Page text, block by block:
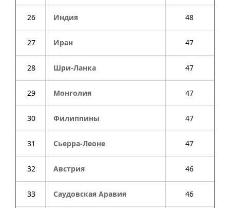
26 Индия 48
27 Иран 47
28 Шри-Ланка 47
29 Монголия 47
30 Филиппины 47
31 Сьерра-Леоне 47
32 Австрия 46
33 Саудовская Аравия 46